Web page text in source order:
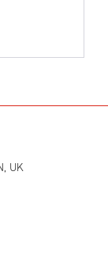
UK